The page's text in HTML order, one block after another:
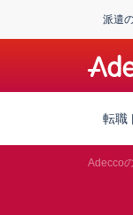
派遣
転職
Adecco